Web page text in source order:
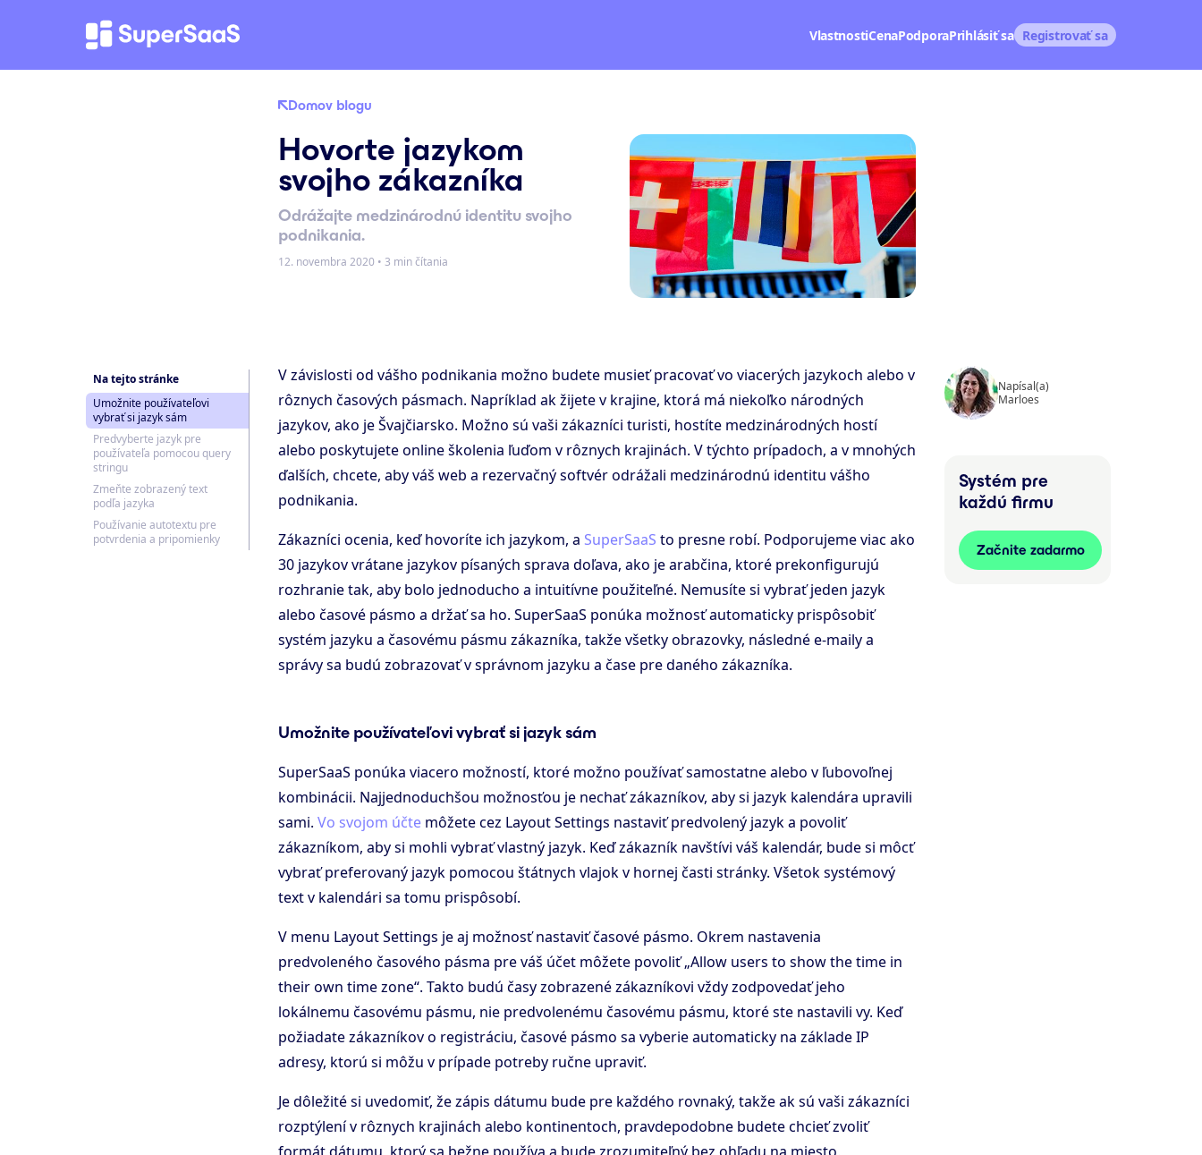
VlastnostiCenaPodporaPrihlásiť sa Registrovať sa
Domov blogu
Hovorte jazykom
svojho zákazníka
Odrážajte medzinárodnú identitu svojho
podnikania.
12. novembra 2020 • 3 min čítania
Na tejto stránke
Umožnite používateľovi
vybrať si jazyk sám
Predvyberte jazyk pre
používateľa pomocou query
stringu
Zmeňte zobrazený text
podľa jazyka
Používanie autotextu pre
potvrdenia a pripomienky
V závislosti od vášho podnikania možno budete musieť pracovať vo viacerých jazykoch alebo v
rôznych časových pásmach. Napríklad ak žijete v krajine, ktorá má niekoľko národných
jazykov, ako je Švajčiarsko. Možno sú vaši zákazníci turisti, hostíte medzinárodných hostí
alebo poskytujete online školenia ľuďom v rôznych krajinách. V týchto prípadoch, a v mnohých
ďalších, chcete, aby váš web a rezervačný softvér odrážali medzinárodnú identitu vášho
podnikania.
Zákazníci ocenia, keď hovoríte ich jazykom, a SuperSaaS to presne robí. Podporujeme viac ako
30 jazykov vrátane jazykov písaných sprava doľava, ako je arabčina, ktoré prekonfigurujú
rozhranie tak, aby bolo jednoducho a intuitívne použiteľné. Nemusíte si vybrať jeden jazyk
alebo časové pásmo a držať sa ho. SuperSaaS ponúka možnosť automaticky prispôsobiť
systém jazyku a časovému pásmu zákazníka, takže všetky obrazovky, následné e-maily a
správy sa budú zobrazovať v správnom jazyku a čase pre daného zákazníka.
Umožnite používateľovi vybrať si jazyk sám
SuperSaaS ponúka viacero možností, ktoré možno používať samostatne alebo v ľubovoľnej
kombinácii. Najjednoduchšou možnosťou je nechať zákazníkov, aby si jazyk kalendára upravili
sami. Vo svojom účtemôžete cez Layout Settings nastaviť predvolený jazyk a povoliť
zákazníkom, aby si mohli vybrať vlastný jazyk. Keď zákazník navštívi váš kalendár, bude si môcť
vybrať preferovaný jazyk pomocou štátnych vlajok v hornej časti stránky. Všetok systémový
text v kalendári sa tomu prispôsobí.
V menu Layout Settings je aj možnosť nastaviť časové pásmo. Okrem nastavenia
predvoleného časového pásma pre váš účet môžete povoliť „Allow users to show the time in
their own time zone“. Takto budú časy zobrazené zákazníkovi vždy zodpovedať jeho
lokálnemu časovému pásmu, nie predvolenému časovému pásmu, ktoré ste nastavili vy. Keď
požiadate zákazníkov o registráciu, časové pásmo sa vyberie automaticky na základe IP
adresy, ktorú si môžu v prípade potreby ručne upraviť.
Je dôležité si uvedomiť, že zápis dátumu bude pre každého rovnaký, takže ak sú vaši zákazníci
rozptýlení v rôznych krajinách alebo kontinentoch, pravdepodobne budete chcieť zvoliť
formát dátumu, ktorý sa bežne používa a bude zrozumiteľný bez ohľadu na miesto.
Napísal(a)
Marloes
Systém pre
každú firmu
Začnite zadarmo